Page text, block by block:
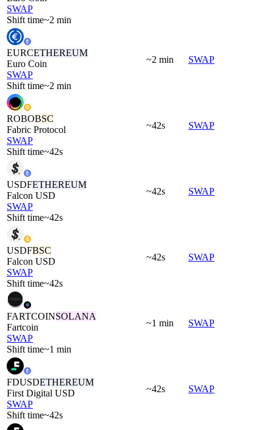
SWAP
Shift time~2 min
EURCETHEREUM
Euro Coin
SWAP
Shift time~2 min
~2 min SWAP
ROBOBSC
Fabric Protocol
SWAP
Shift time~42s
~42s SWAP
USDFETHEREUM
Falcon USD
SWAP
Shift time~42s
~42s SWAP
USDFBSC
Falcon USD
SWAP
Shift time~42s
~42s SWAP
FARTCOINSOLANA
Fartcoin
SWAP
Shift time~1 min
~1 min SWAP
FDUSDETHEREUM
First Digital USD
SWAP
Shift time~42s
~42s SWAP